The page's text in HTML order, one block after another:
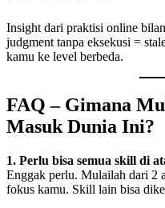
Insight dari praktisi online
judgment tanpa eksekusi =
kamu ke level berbeda.
FAQ – Gimana
Masuk Dunia Ini?
1. Perlu bisa semua skill di
Enggak perlu. Mulailah dari 2
fokus kamu. Skill lain bisa